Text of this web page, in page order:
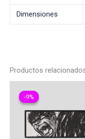
Dimensiones
Productos
-9%
-9%